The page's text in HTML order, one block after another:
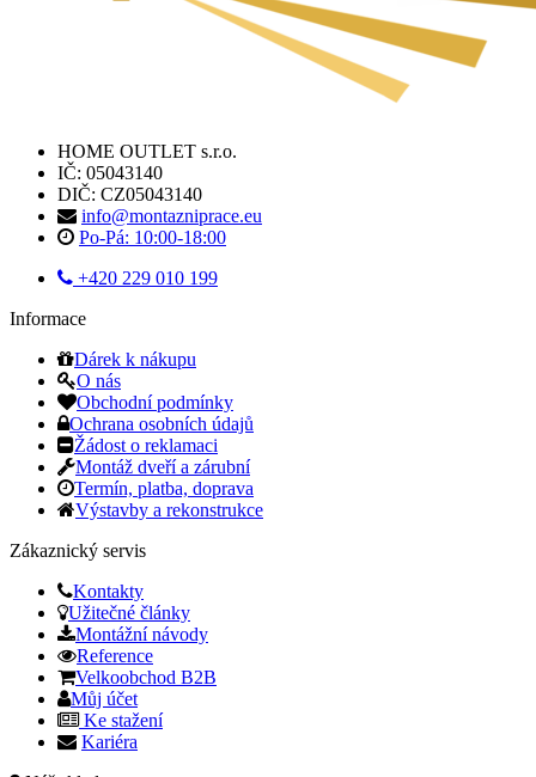
HOME OUTLET s.r.o.
IČ: 05043140
DIČ: CZ05043140
info@montazniprace.eu
Po-Pá: 10:00-18:00
+420 229 010 199
Informace
Dárek k nákupu
O nás
Obchodní podmínky
Ochrana osobních údajů
Žádost o reklamaci
Montáž dveří a zárubní
Termín, platba, doprava
Výstavby a rekonstrukce
Zákaznický servis
Kontakty
Užitečné články
Montážní návody
Reference
Velkoobchod B2B
Můj účet
Ke stažení
Kariéra